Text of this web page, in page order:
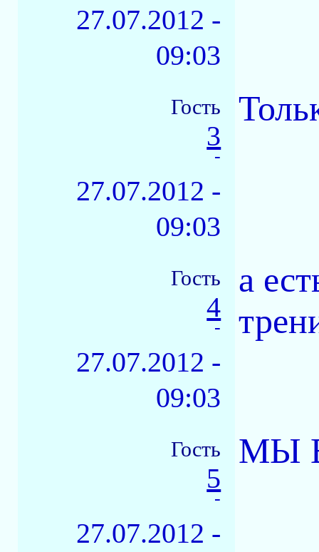
27.07.2012 -
09:03
Гость
3
-
27.07.2012 -
09:03
Гость
4
-
27.07.2012 -
09:03
а
Гость
5
-
27.07.2012 -
МЫ